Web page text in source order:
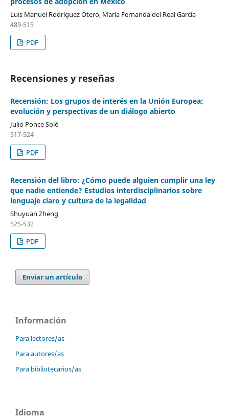
Luis Manuel Rodríguez Otero, María Fernanda del Real García
489-515
PDF
Recensiones y reseñas
Recensión: Los grupos de interés en la Unión Europea:
evolución y perspectivas de un diálogo abierto
Julio Ponce Solé
517-524
PDF
Recensión del libro: ¿Cómo puede alguien cumplir una ley
que nadie entiende? Estudios interdisciplinarios sobre
lenguaje claro y cultura de la legalidad
Shuyuan Zheng
525-532
PDF
Enviar un artículo
Información
Para lectores/as
Para autores/as
Para bibliotecarios/as
Idioma